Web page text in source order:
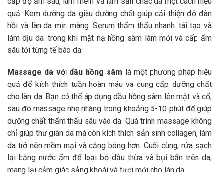
quả. Kem dưỡng da giàu dưỡng chất giúp cải thiện độ đàn
hồi và làn da mịn màng. Serum thẩm thấu nhanh, tái tạo và
làm dịu da, trong khi mặt nạ hồng sâm làm mới và cấp ẩm
sâu tới từng tế bào da.
Massage da với dầu hồng sâm là một phương pháp hiệu
quả để kích thích tuần hoàn máu và cung cấp dưỡng chất
cho làn da. Bạn có thể áp dụng dầu hồng sâm lên mặt và cổ,
sau đó massage nhẹ nhàng trong khoảng 5-10 phút để giúp
dưỡng chất thẩm thấu sâu vào da. Quá trình massage không
chỉ giúp thư giãn da mà còn kích thích sản sinh collagen, làm
da trở nên mềm mại và căng bóng hơn. Cuối cùng, rửa sạch
lại bằng nước ấm để loại bỏ dầu thừa và bụi bẩn trên da,
mang lại cảm giác sảng khoái và tươi mới cho làn da.